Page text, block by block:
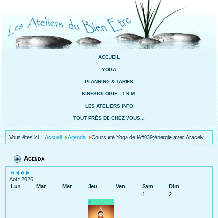
ACCUEIL
YOGA
PLANNING & TARIFS
KINÉSIOLOGIE - T.R.M.
LES ATELIERS INFO
TOUT PRÈS DE CHEZ VOUS...
Vous êtes ici :Accueil Agenda Cours été Yoga de l&#039;énergie avec Aracely
Agenda
Août 2026
Lun
Mar Mer Jeu Ven Sam
Dim
1
2
6